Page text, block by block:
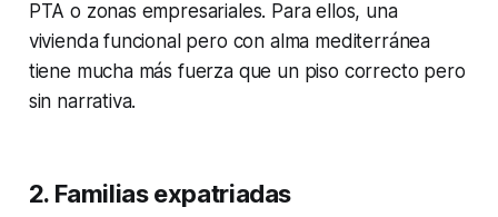
PTA o zonas empresariales. Para ellos, una
vivienda funcional pero con alma mediterránea
tiene mucha más fuerza que un piso correcto pero
sin narrativa.
2. Familias expatriadas